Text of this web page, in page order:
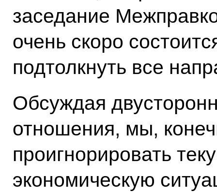
заседание
очень скоро
подтолкнуть все
Обсуждая
отношения, мы,
проигнорировать
экономическую